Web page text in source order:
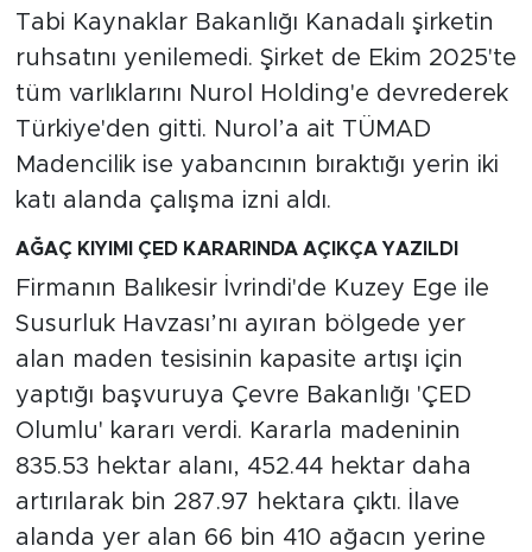
Tabi Kaynaklar Bakanlığı Kanadalı şirketin
ruhsatını yenilemedi. Şirket de Ekim 2025'te
tüm varlıklarını Nurol Holding'e devrederek
Türkiye'den gitti. Nurol’a ait TÜMAD
Madencilik ise yabancının bıraktığı yerin iki
katı alanda çalışma izni aldı.
AĞAÇ KIYIMI ÇED KARARINDA AÇIKÇA YAZILDI
Firmanın Balıkesir İvrindi'de Kuzey Ege ile
Susurluk Havzası’nı ayıran bölgede yer
alan maden tesisinin kapasite artışı için
yaptığı başvuruya Çevre Bakanlığı 'ÇED
Olumlu' kararı verdi. Kararla madeninin
835.53 hektar alanı, 452.44 hektar daha
artırılarak bin 287.97 hektara çıktı. İlave
alanda yer alan 66 bin 410 ağacın yerine
SİYASET
MEDYA KÖŞESİ
FOTO GALERİ
VİDEOLAR
ALINTI YAZARLAR
SOSYAL MEDYA